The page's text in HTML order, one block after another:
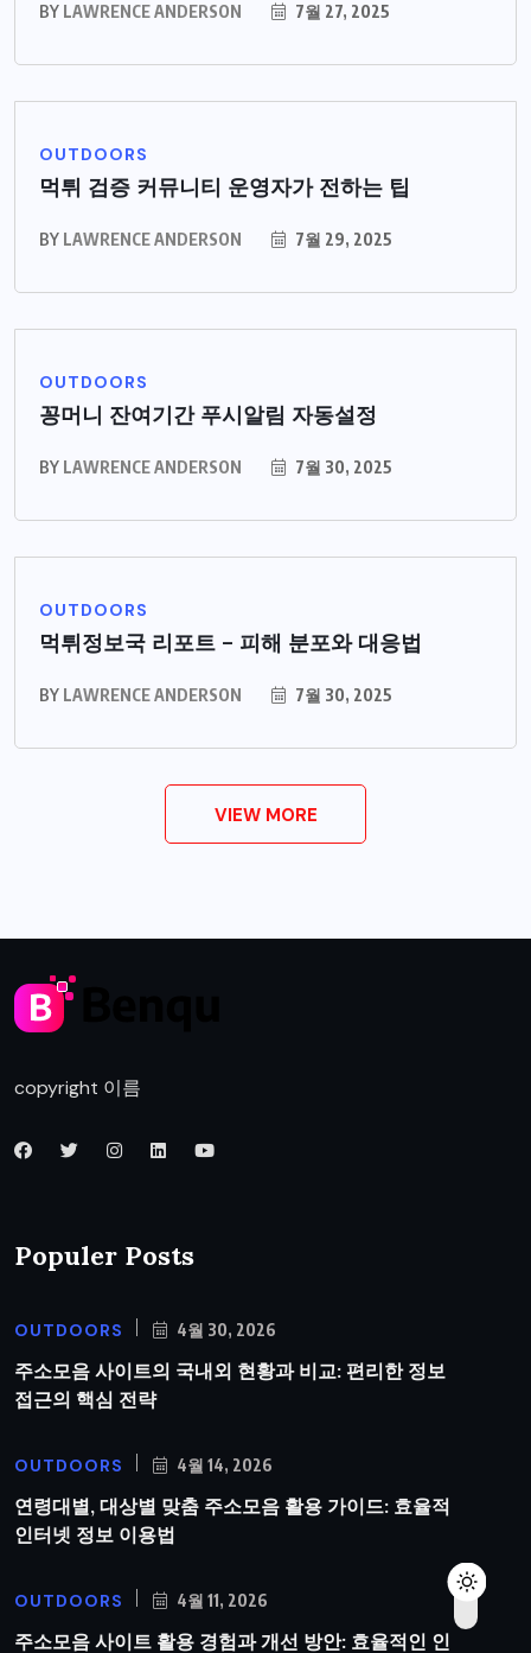
BY LAWRENCE ANDERSON 7월 27, 2025
OUTDOORS
먹튀 검증 커뮤니티 운영자가 전하는 팁
BY LAWRENCE ANDERSON 7월 29, 2025
OUTDOORS
꽁머니 잔여기간 푸시알림 자동설정
BY LAWRENCE ANDERSON 7월 30, 2025
OUTDOORS
먹튀정보국 리포트 – 피해 분포와 대응법
BY LAWRENCE ANDERSON 7월 30, 2025
VIEW MORE
copyright 이름
Populer Posts
OUTDOORS 4월 30, 2026
주소모음 사이트의 국내외 현황과 비교: 편리한 정보
접근의 핵심 전략
OUTDOORS 4월 14, 2026
연령대별, 대상별 맞춤 주소모음 활용 가이드: 효율적
인터넷 정보 이용법
OUTDOORS 4월 11, 2026
주소모음 사이트 활용 경험과 개선 방안: 효율적인 인